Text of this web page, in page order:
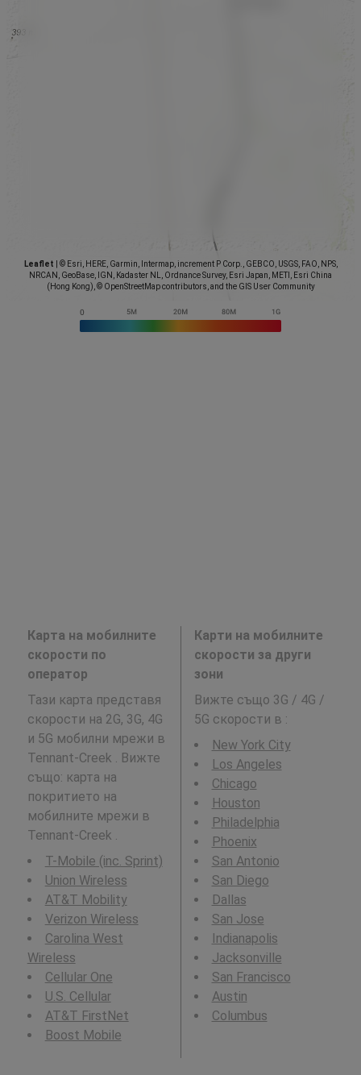
Leaflet
© Esri, HERE, Garmin, Intermap, increment P Corp., GEBCO, USGS, FAO, NPS,
NRCAN, GeoBase, IGN, Kadaster NL, Ordnance Survey, Esri Japan, METI, Esri China
(Hong Kong), © OpenStreetMap contributors, and the GIS User Community
Карта на мобилните
скорости по
оператор
Тази карта представя
скорости на 2G, 3G, 4G
и 5G мобилни мрежи в
Tennant-Creek . Вижте
също: карта на
покритието на
мобилните мрежи в
Tennant-Creek .
T-Mobile (inc. Sprint)
Union Wireless
AT&T Mobility
Verizon Wireless
Carolina West
Wireless
Cellular One
U.S. Cellular
AT&T FirstNet
Boost Mobile
Карти на мобилните
скорости за други
зони
Вижте също 3G / 4G /
5G скорости в :
New York City
Los Angeles
Chicago
Houston
Philadelphia
Phoenix
San Antonio
San Diego
Dallas
San Jose
Indianapolis
Jacksonville
San Francisco
Austin
Columbus